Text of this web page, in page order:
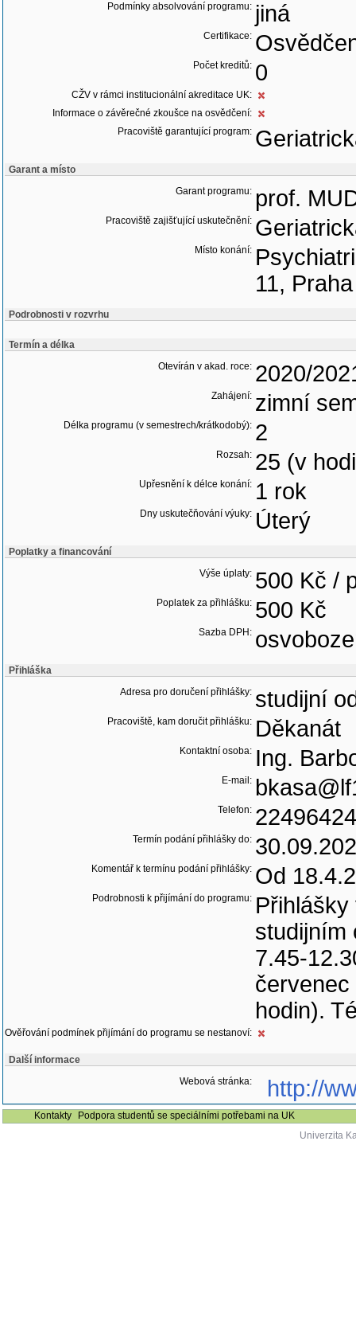
Podmínky absolvování programu: jiná
Certifikace:
Počet kreditů: 0
CŽV v rámci institucionální akreditace UK:
Informace o závěrečné zkoušce na osvědčení:
Pracoviště garantující program:
Garant a místo
Garant programu: prof.
Pracoviště zajišťující uskutečnění:
Místo konání:
11,
Podrobnosti v rozvrhu
Termín a délka
Otevírán v akad. roce: 2020/
Zahájení: zimní
Délka programu (v semestrech/krátkodobý): 2
Rozsah: 25 (v
Upřesnění k délce konání: 1 rok
Dny uskutečňování výuky: Úterý
Poplatky a financování
Výše úplaty: 500 Kč /
Poplatek za přihlášku: 500 Kč
Sazba DPH:
Přihláška
Adresa pro doručení přihlášky: studijní
Pracoviště, kam doručit přihlášku: Děkanát
Kontaktní osoba: Ing.
E-mail:
Telefon:
Termín podání přihlášky do:
Komentář k termínu podání přihlášky: Od
Podrobnosti k přijímání do programu:
studijním
7.45-
červenec
hodin).
Ověřování podmínek přijímání do programu se nestanoví:
Další informace
Webová stránka:
http://
Kontakty
Podpora studentů se speciálními potřebami na UK
Univerzita